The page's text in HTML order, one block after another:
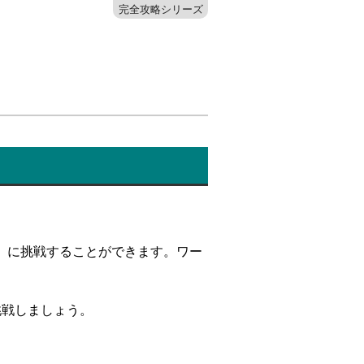
完全攻略シリーズ
挑戦することができます。ワー
しましょう。